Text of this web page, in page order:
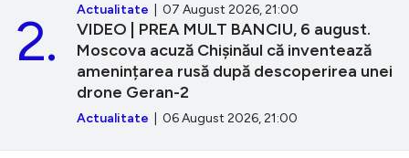
Actualitate | 07 August 2026, 21:00
VIDEO | PREA MULT BANCIU, 6 august.
Moscova acuză Chișinăul că inventează
amenințarea rusă după descoperirea unei
drone Geran-2
Actualitate | 06 August 2026, 21:00
2.